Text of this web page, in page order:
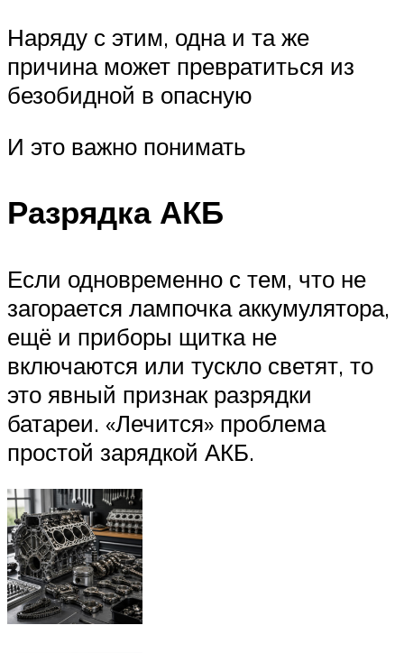
Наряду с этим, одна и та же
причина может превратиться из
безобидной в опасную
И это важно понимать
Разрядка АКБ
Если одновременно с тем, что не
загорается лампочка аккумулятора,
ещё и приборы щитка не
включаются или тускло светят, то
это явный признак разрядки
батареи. «Лечится» проблема
простой зарядкой АКБ.